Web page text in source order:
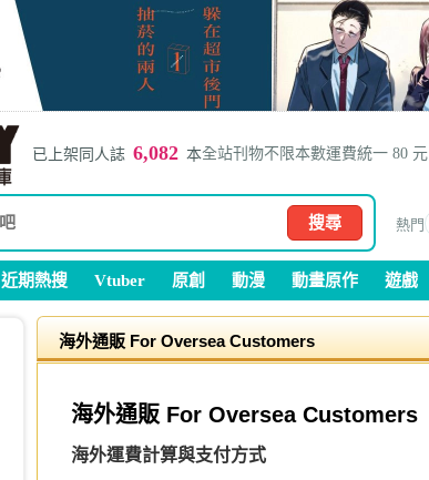
已上架同人誌 6,082 本全站刊物不限本數運費統一 80 元
搜尋
近期熱搜 Vtuber 原創 動漫 動畫原作 遊戲
海外通販 For Oversea Customers
海外通販 For Oversea Customers
海外運費計算與支付方式